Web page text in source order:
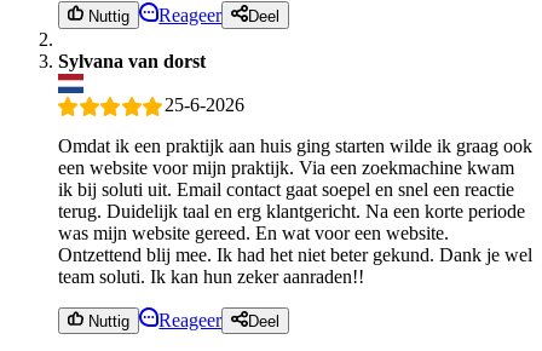
Nuttig Reageer Deel
Sylvana van dorst
25-6-2026
Omdat ik een praktijk aan huis ging starten wilde ik graag ook
een website voor mijn praktijk. Via een zoekmachine kwam
ik bij soluti uit. Email contact gaat soepel en snel een reactie
terug. Duidelijk taal en erg klantgericht. Na een korte periode
was mijn website gereed. En wat voor een website.
Ontzettend blij mee. Ik had het niet beter gekund. Dank je wel
team soluti. Ik kan hun zeker aanraden!!
Nuttig Reageer Deel